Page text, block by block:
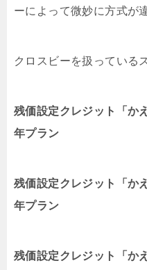
ーによって微妙に方式が
クロスビーを扱っている
残価設定クレジット「か
年プラン
残価設定クレジット「か
年プラン
残価設定クレジット「か